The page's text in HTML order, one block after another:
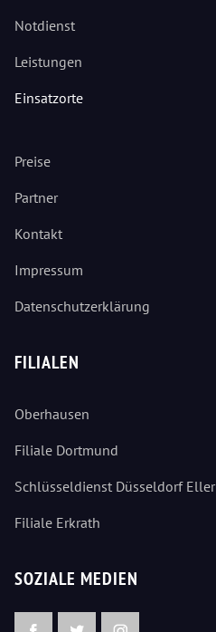
Notdienst
Leistungen
Einsatzorte
Preise
Partner
Kontakt
Impressum
Datenschutzerklärung
FILIALEN
Oberhausen
Filiale Dortmund
Schlüsseldienst Düsseldorf Eller
Filiale Erkrath
SOZIALE MEDIEN